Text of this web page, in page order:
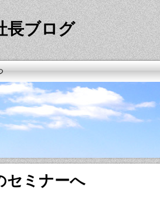
ブログ
セミナーへ